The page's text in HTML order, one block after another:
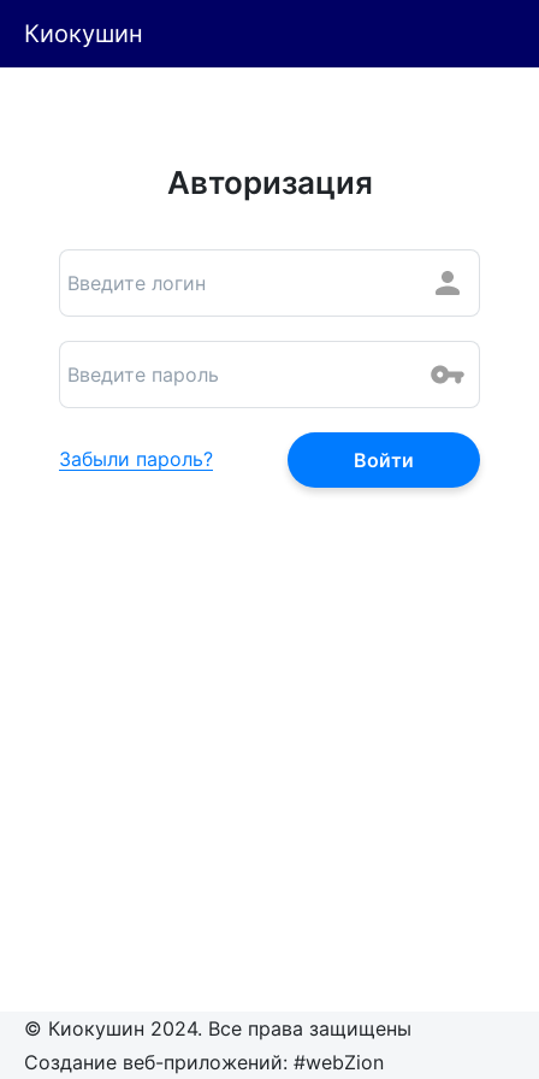
Киокушин
Авторизация
Забыли пароль?
© Киокушин 2024. Все права защищены
Создание веб-приложений: #webZion